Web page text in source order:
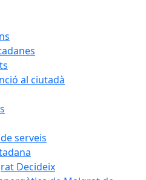
al ciutadà
serveis
Decideix